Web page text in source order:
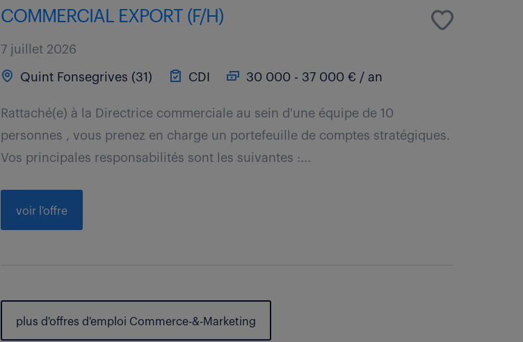
COMMERCIAL EXPORT (F/H)
7 juillet 2026
Quint Fonsegrives (31) CDI 30 000 - 37 000 € / an
Rattaché(e) à la Directrice commerciale au sein d'une équipe de 10
personnes , vous prenez en charge un portefeuille de comptes stratégiques.
Vos principales responsabilités sont les suivantes :...
voir l'offre
plus d'offres d'emploi Commerce-&-Marketing